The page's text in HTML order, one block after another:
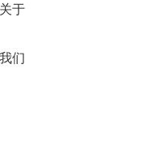
关于
我们